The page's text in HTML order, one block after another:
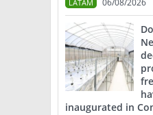
LATAM 06/08/2026
inaugurated in